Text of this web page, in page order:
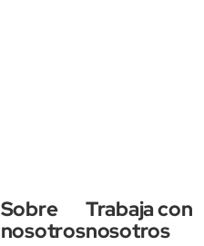
Sobre
nosotros
Trabaja con
nosotros